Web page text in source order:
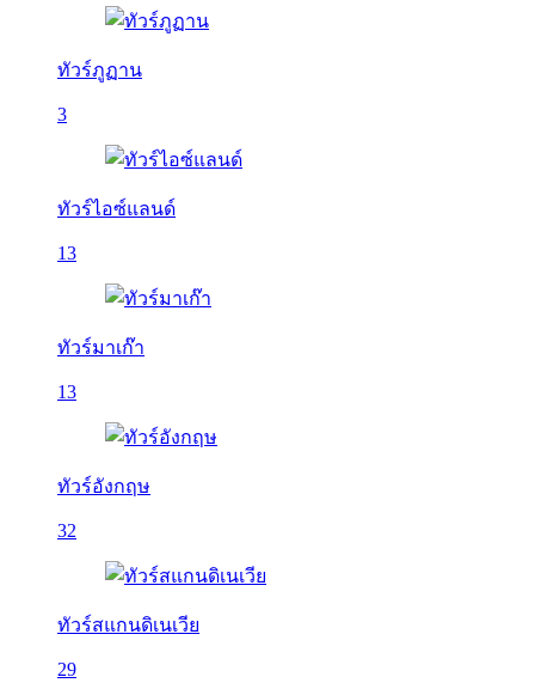
ทัวร์ภูฏาน
3
ทัวร์ไอซ์แลนด์
13
ทัวร์มาเก๊า
13
ทัวร์อังกฤษ
32
ทัวร์สแกนดิเนเวีย
29